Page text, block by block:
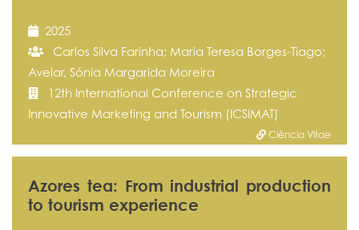
2025
Carlos Silva Farinha; Maria Teresa Borges-Tiago;
Avelar, Sónia Margarida Moreira
12th International Conference on Strategic
Innovative Marketing and Tourism (ICSIMAT)
Ciência Vitae
Azores tea: From industrial production
to tourism experience